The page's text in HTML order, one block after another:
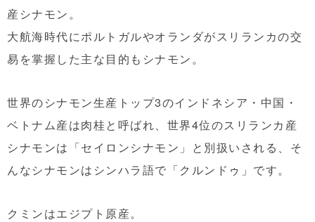
産シナモン。
大航海時代にポルトガルやオランダがスリランカの交
易を掌握した主な目的もシナモン。
世界のシナモン生産トップ3のインドネシア・中国・
ベトナム産は肉桂と呼ばれ、世界4位のスリランカ産
シナモンは「セイロンシナモン」と別扱いされる、そ
んなシナモンはシンハラ語で「クルンドゥ」です。
クミンはエジプト原産。